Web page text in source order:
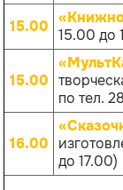
15.00 15.00 до
15.00
по тел.
16.00
до 17.00)